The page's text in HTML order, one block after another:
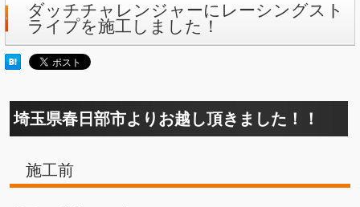
ダッチチャレンジャーにレーシングスト
ライプを施工しました！
埼玉県春日部市よりお越し頂きました！！
施工前